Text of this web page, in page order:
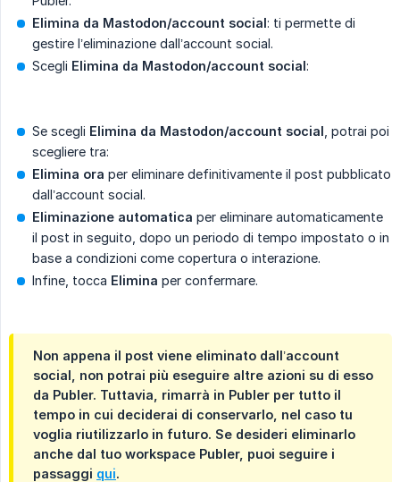
Elimina da Mastodon/account social: ti permette di
gestire l’eliminazione dall’account social.
Scegli Elimina da Mastodon/account social:
Se scegli Elimina da Mastodon/account social , potrai poi
scegliere tra:
Elimina ora per eliminare definitivamente il post pubblicato
dall’account social.
Eliminazione automatica per eliminare automaticamente
il post in seguito, dopo un periodo di tempo impostato o in
base a condizioni come copertura o interazione.
Infine, tocca Elimina per confermare.
Non appena il post viene eliminato dall’account
social, non potrai più eseguire altre azioni su di esso
da Publer. Tuttavia, rimarrà in Publer per tutto il
tempo in cui deciderai di conservarlo, nel caso tu
voglia riutilizzarlo in futuro. Se desideri eliminarlo
anche dal tuo workspace Publer, puoi seguire i
passaggi qui.